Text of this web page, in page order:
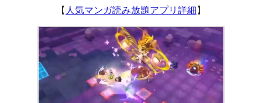
【 人気マンガ読み放題アプリ詳細】